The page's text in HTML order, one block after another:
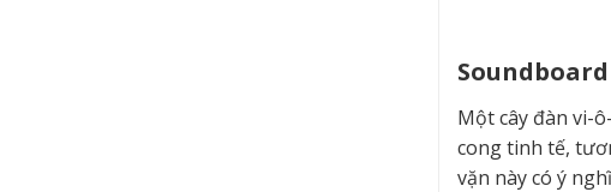
Một cây đàn vi-
cong tinh tế,
vặn này có ý